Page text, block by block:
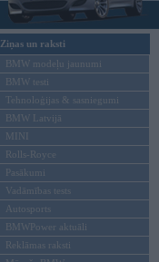
Ziņas un raksti
BMW modeļu jaunumi
BMW testi
Tehnoloģijas & sasniegumi
BMW Latvijā
MINI
Rolls-Royce
Pasākumi
Vadāmības tests
Autosports
BMWPower aktuāli
Reklāmas raksti